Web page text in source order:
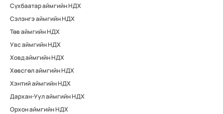
Сүхбаатар аймгийн НДХ
Сэлэнгэ аймгийн НДХ
Төв аймгийн НДХ
Увс аймгийн НДХ
Ховд аймгийн НДХ
Хөвсгөл аймгийн НДХ
Хэнтий аймгийн НДХ
Дархан-Уул аймгийн НДХ
Орхон аймгийн НДХ